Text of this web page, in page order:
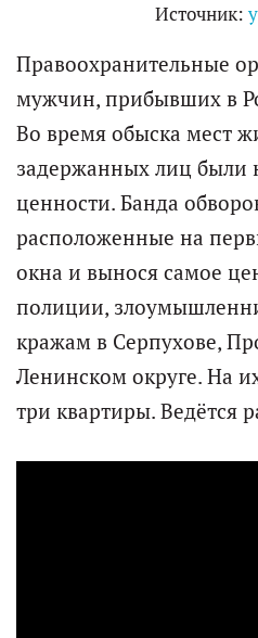
Источник:
Правоохранительные
мужчин, прибывших в
Во время обыска мест
задержанных лиц были
ценности. Банда
расположенные на
окна и вынося самое
полиции,
кражам в Серпухове,
Ленинском округе. На
три квартиры. Ведётся